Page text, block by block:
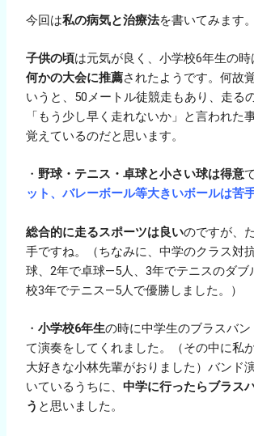
今回は私の病気と治療法を書いてみます。
子供の頃は元気が良く、小学校6年生の時
何かの大会に推薦されたようです。何故
いうと、50メートル徒競走もあり、走る
「もう少し早く走れないか」と言われた
覚えているのだと思います。
・野球・テニス・卓球と小さい球は得意
ット、バレーボール等大きいボールは苦
総合的に走るスポーツは良いのですが、
手ですね。（ちなみに、中学のクラス対
球、2年で卓球―5人、3年でテニスのダブ
校3年でテニス―5人で優勝しました。）
・小学校6年生の時に中学生のブラスバ
て演奏をしてくれました。（その中に私
大好きな小林先輩がおりました）バンド
いているうちに、中学に行ったらブラス
う と思いました。